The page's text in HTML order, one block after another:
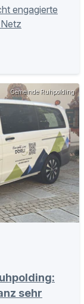
engagierte
Gemeinde Ruhpolding
sehr